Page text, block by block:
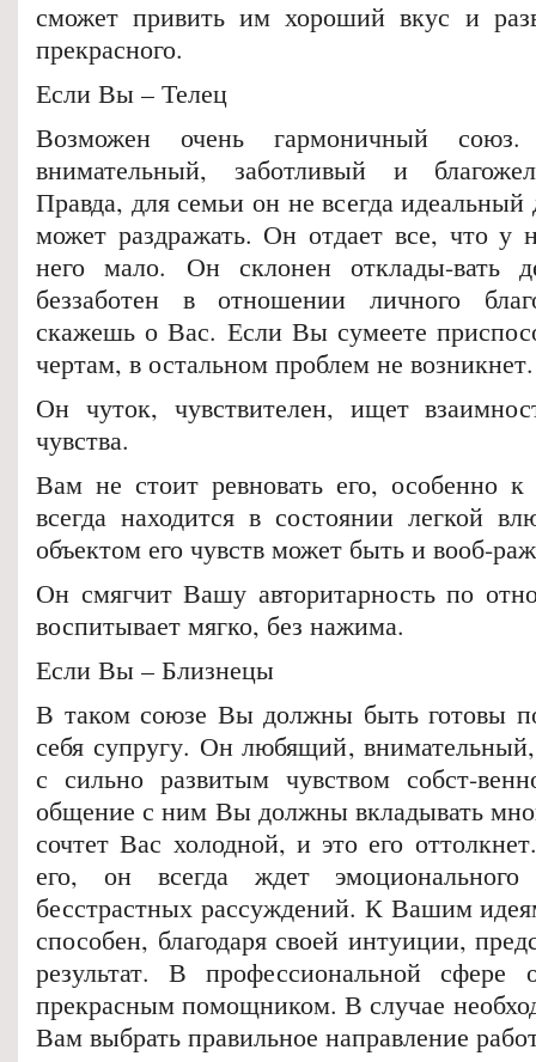
сможет привить им хороший вкус и
прекрасного.
Если Вы – Телец
Возможен очень гармоничный
внимательный, заботливый и
Правда, для семьи он не всегда
может раздражать. Он отдает все, что у
него мало. Он склонен отклады-вать
беззаботен в отношении личного
скажешь о Вас. Если Вы сумеете
чертам, в остальном проблем не возникнет.
Он чуток, чувствителен, ищет
чувства.
Вам не стоит ревновать его, особенно
всегда находится в состоянии легкой
объектом его чувств может быть и вооб-
Он смягчит Вашу авторитарность по
воспитывает мягко, без нажима.
Если Вы – Близнецы
В таком союзе Вы должны быть готовы
себя супругу. Он любящий,
с сильно развитым чувством собст-
общение с ним Вы должны вкладывать
сочтет Вас холодной, и это его
его, он всегда ждет
бесстрастных рассуждений. К Вашим
способен, благодаря своей интуиции,
результат. В профессиональной
прекрасным помощником. В случае
Вам выбрать правильное направление